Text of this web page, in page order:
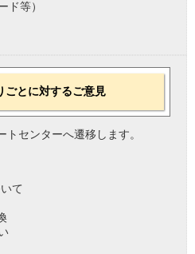
ド等）
ごとに対するご意見
センターへ遷移します。
て